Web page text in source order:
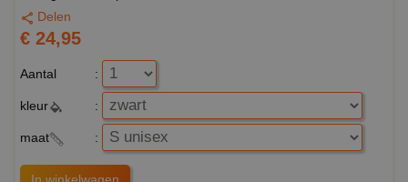
Delen
€ 24,95
Aantal :
kleur :
maat :